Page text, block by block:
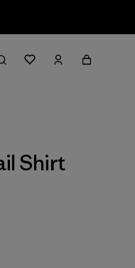
Shirt